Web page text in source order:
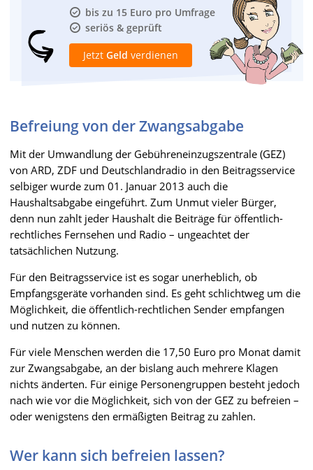
bis zu 15 Euro pro Umfrage
seriös & geprüft
Jetzt Geld verdienen
Befreiung von der Zwangsabgabe
Mit der Umwandlung der Gebühreneinzugszentrale (GEZ)
von ARD, ZDF und Deutschlandradio in den Beitragsservice
selbiger wurde zum 01. Januar 2013 auch die
Haushaltsabgabe eingeführt. Zum Unmut vieler Bürger,
denn nun zahlt jeder Haushalt die Beiträge für öffentlich-
rechtliches Fernsehen und Radio – ungeachtet der
tatsächlichen Nutzung.
Für den Beitragsservice ist es sogar unerheblich, ob
Empfangsgeräte vorhanden sind. Es geht schlichtweg um die
Möglichkeit, die öffentlich-rechtlichen Sender empfangen
und nutzen zu können.
Für viele Menschen werden die 17,50 Euro pro Monat damit
zur Zwangsabgabe, an der bislang auch mehrere Klagen
nichts änderten. Für einige Personengruppen besteht jedoch
nach wie vor die Möglichkeit, sich von der GEZ zu befreien –
oder wenigstens den ermäßigten Beitrag zu zahlen.
Wer kann sich befreien lassen?